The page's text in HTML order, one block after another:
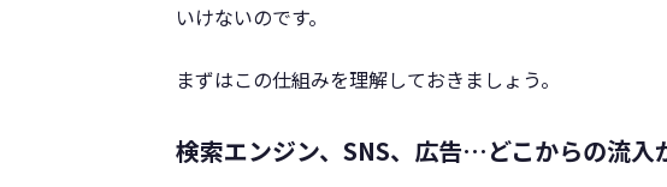
いけないのです。
まずはこの仕組みを理解しておきましょう。
検索エンジン、SNS、広告…どこからの流入